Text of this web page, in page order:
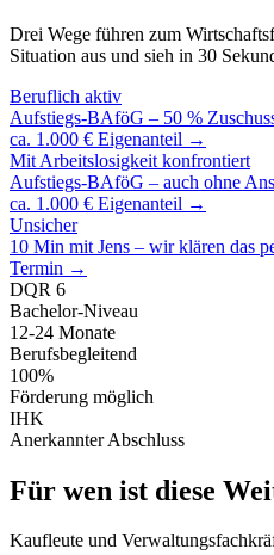
Drei Wege führen zum
Situation aus und sieh in 30
Beruflich aktiv
Aufstiegs-BAföG – 50 %
ca. 1.000 € Eigenanteil →
Mit Arbeitslosigkeit konfrontiert
Aufstiegs-BAföG – auch ohne
ca. 1.000 € Eigenanteil →
Unsicher
10 Min mit Jens – wir klären das
Termin →
DQR 6
Bachelor-Niveau
12-24 Monate
Berufsbegleitend
100%
Förderung möglich
IHK
Anerkannter Abschluss
Für wen ist diese
Kaufleute und